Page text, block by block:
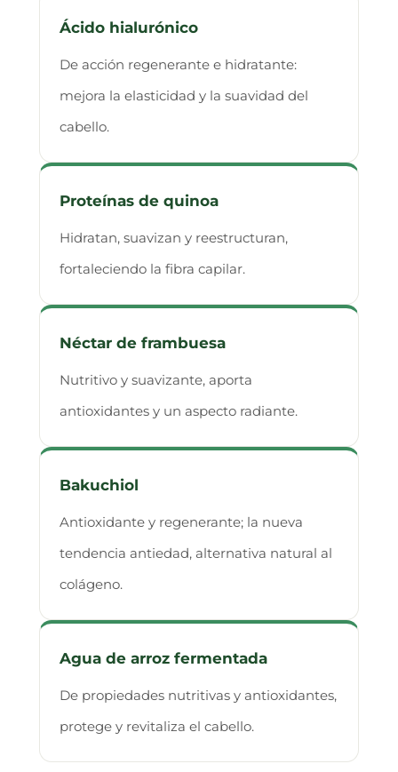
Ácido hialurónico
De acción regenerante e hidratante:
mejora la elasticidad y la suavidad del
cabello.
Proteínas de quinoa
Hidratan, suavizan y reestructuran,
fortaleciendo la fibra capilar.
Néctar de frambuesa
Nutritivo y suavizante, aporta
antioxidantes y un aspecto radiante.
Bakuchiol
Antioxidante y regenerante; la nueva
tendencia antiedad, alternativa natural al
colágeno.
Agua de arroz fermentada
De propiedades nutritivas y antioxidantes,
protege y revitaliza el cabello.